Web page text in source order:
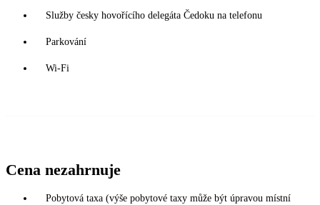
Služby česky hovořícího delegáta Čedoku na telefonu
Parkování
Wi-Fi
Cena nezahrnuje
Pobytová taxa (výše pobytové taxy může být úpravou místní